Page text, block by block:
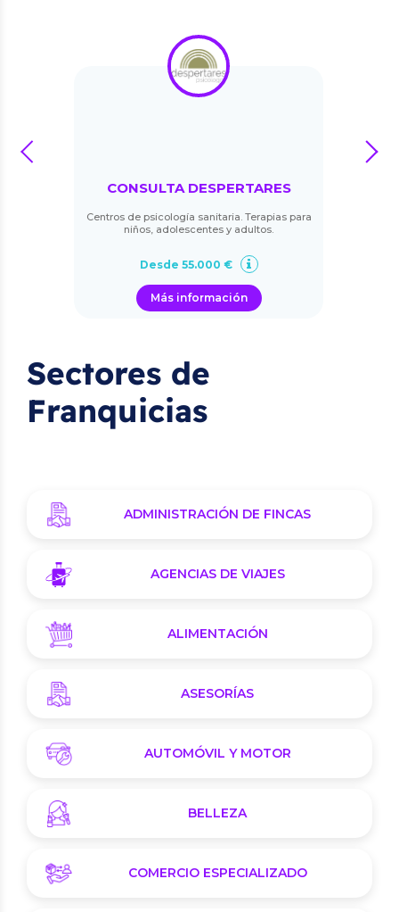
CONSULTA DESPERTARES
Centros de psicología sanitaria. Terapias para
niños, adolescentes y adultos.
Desde 55.000 €
Más información
prev next
Sectores de
Franquicias
ADMINISTRACIÓN DE FINCAS
AGENCIAS DE VIAJES
ALIMENTACIÓN
ASESORÍAS
AUTOMÓVIL Y MOTOR
BELLEZA
COMERCIO ESPECIALIZADO